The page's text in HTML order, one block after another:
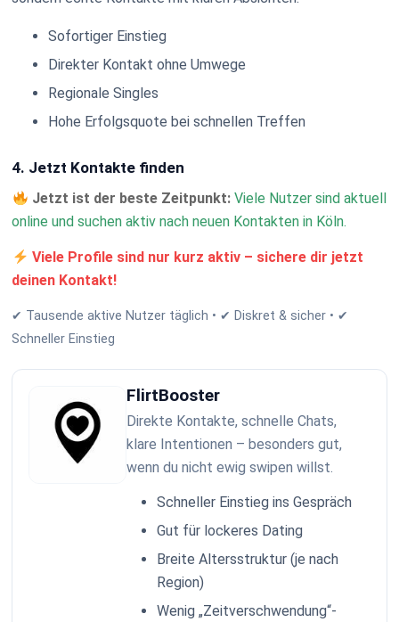
Sofortiger Einstieg
Direkter Kontakt ohne Umwege
Regionale Singles
Hohe Erfolgsquote bei schnellen Treffen
4. Jetzt Kontakte finden
Jetzt ist der beste Zeitpunkt: Viele Nutzer sind aktuell
online und suchen aktiv nach neuen Kontakten in Köln.
Viele Profile sind nur kurz aktiv – sichere dir jetzt
deinen Kontakt!
✔ Tausende aktive Nutzer täglich • ✔ Diskret & sicher • ✔
Schneller Einstieg
FlirtBooster
Direkte Kontakte, schnelle Chats,
klare Intentionen – besonders gut,
wenn du nicht ewig swipen willst.
Schneller Einstieg ins Gespräch
Gut für lockeres Dating
Breite Altersstruktur (je nach
Region)
Wenig „Zeitverschwendung“-